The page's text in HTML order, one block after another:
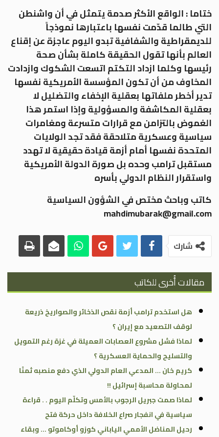
ختاما : الواقع الأكثر صدمة يتمثل في أن واشنطن
التي طالما قدّمت نفسها باعتبارها نموذجاً
للديمقراطية والشفافية تبدو اليوم عاجزة عن إقناع
العالم بأنها تقول الحقيقة كاملة بشأن صحة
رئيسها وكلما ازداد التكتم اتسعت الشكوك وازدادت
المخاوف من أن تكون المؤسسة الأمريكية نفسها
تدير أخطر ملفاتها بعقلية الإخفاء والتضليل لا
بعقلية المكاشفة والمسؤولية وإذا استمر هذا
الغموض بالتزامن مع قرارات متسرعة ومغامرات
سياسية وعسكرية متلاحقة فقد تجد الولايات
المتحدة نفسها أمام أزمة قيادة حقيقية لا تهدد
مستقبل ترامب وحده بل صورة الدولة الأمريكية
واستقرار النظام الدولي بأسره
كاتب وباحث مختص في الشؤون السياسية
mahdimubarak@gmail.com
شارك
مقالات أُخرى للكاتب
هل استخدم ترامب أزمة نقص الذخائر والصواريخ ذريعة
لوقف التصعيد مع إيران ؟
لماذا فشل مشروع العصابات العميلة في غزة رغم التمويل
والتسليح والحماية العسكرية ؟
كريم خان … المدعي العام الدولي الذي دفع منصبه ثمنًا
لمحاولة محاسبة إسرائيل !!
لماذا صمت جبريل الرجوب بالأمس وتكلّم اليوم . . قراءة
سياسية في انفجار صراع الخلافة داخل حركة فتح
رحيل المناضل الأممي الياباني كوزو أوكاموتو … وبقاء